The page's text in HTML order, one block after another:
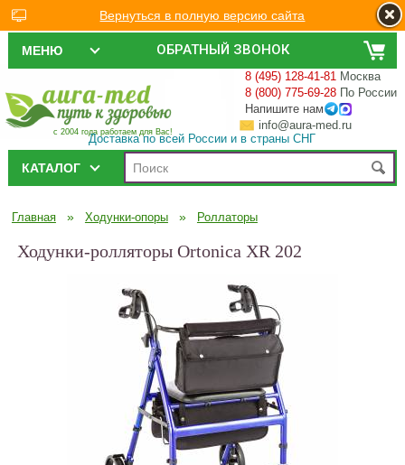
ОБРАТНЫЙ ЗВОНОК
МЕНЮ
с 2004 года работаем для Вас!
8 (495) 128-41-81 Москва
8 (800) 775-69-28 По России
Напишите нам
info@aura-med.ru
Доставка по всей России и в страны СНГ
КАТАЛОГ
Главная » Ходунки-опоры » Роллаторы
Ходунки-ролляторы Ortonica XR 202
Вернуться в полную версию сайта